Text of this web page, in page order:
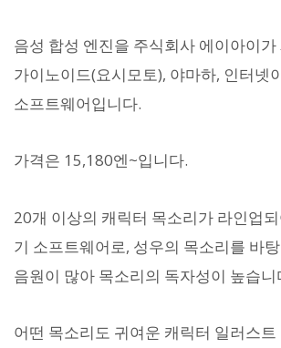
음성 합성 엔진을 주식회사 에이아이가
가이노이드(요시모토), 야마하, 인터넷
소프트웨어입니다.
가격은 15,180엔~입니다.
20개 이상의 캐릭터 목소리가 라인업
기 소프트웨어로, 성우의 목소리를 바
음원이 많아 목소리의 독자성이 높습니
어떤 목소리도 귀여운 캐릭터 일러스